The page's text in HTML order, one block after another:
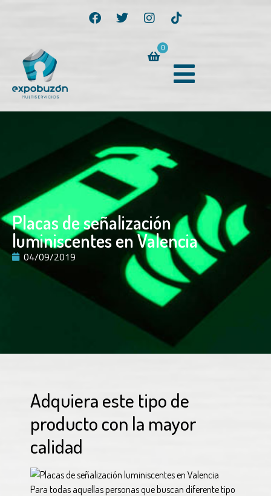
0
Placas de señalización
luminiscentes en Valencia
04/09/2019
Adquiera este tipo de
producto con la mayor
calidad
Para todas aquellas personas que buscan diferente tipo